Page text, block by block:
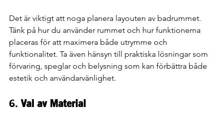
Det är viktigt att noga planera layouten av badrummet.
Tänk på hur du använder rummet och hur funktionerna
placeras för att maximera både utrymme och
funktionalitet. Ta även hänsyn till praktiska lösningar som
förvaring, speglar och belysning som kan förbättra både
estetik och användarvänlighet.
6. Val av Material